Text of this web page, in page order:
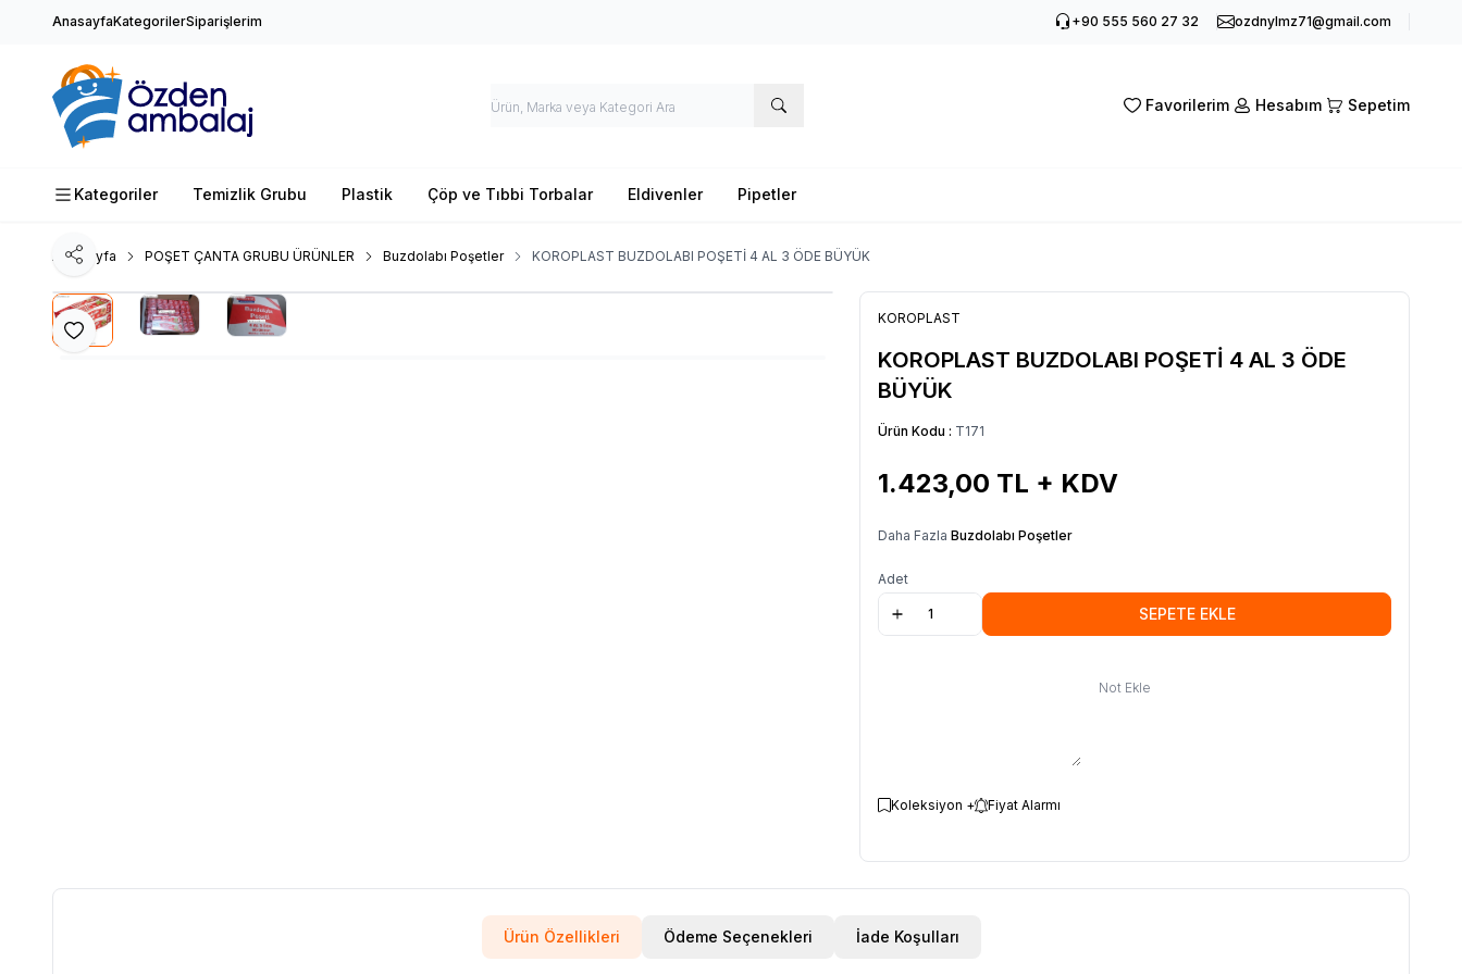
AnasayfaKategorilerSiparişlerim +90 555 560 27 32 ozdnylmz71@gmail.com
Favorilerim Hesabım Sepetim
Kategoriler Temizlik Grubu Plastik Çöp ve Tıbbi Torbalar Eldivenler Pipetler
Ana Sayfa POŞET ÇANTA GRUBU ÜRÜNLER Buzdolabı Poşetler KOROPLAST BUZDOLABI POŞETİ 4 AL 3 ÖDE BÜYÜK
Favoriye Ekle
Paylaş
KOROPLAST
KOROPLAST BUZDOLABI POŞETİ 4 AL 3 ÖDE
BÜYÜK
Ürün Kodu : T171
1.423,00 TL + KDV
Daha Fazla Buzdolabı Poşetler
Adet
SEPETE EKLE
Not Ekle
Koleksiyon + Fiyat Alarmı
Ürün Özellikleri Ödeme Seçenekleri İade Koşulları